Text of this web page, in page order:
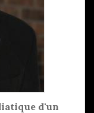
d'un